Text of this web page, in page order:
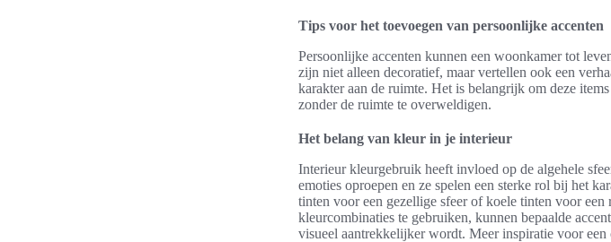
Tips voor het toevoegen van persoonlijke accenten
Persoonlijke accenten kunnen een woonkamer tot
zijn niet alleen decoratief, maar vertellen ook een
karakter aan de ruimte. Het is belangrijk om deze
zonder de ruimte te overweldigen.
Het belang van kleur in je interieur
Interieur kleurgebruik heeft invloed op de algehele
emoties oproepen en ze spelen een sterke rol bij het
tinten voor een gezellige sfeer of koele tinten voor
kleurcombinaties te gebruiken, kunnen bepaalde
visueel aantrekkelijker wordt. Meer inspiratie voor